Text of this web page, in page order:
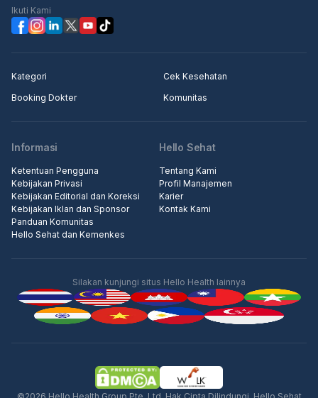
Iklan
Ikuti Kami
Kategori
Cek Kesehatan
Booking Dokter
Komunitas
Informasi
Ketentuan Pengguna
Kebijakan Privasi
Kebijakan Editorial dan Koreksi
Kebijakan Iklan dan Sponsor
Panduan Komunitas
Hello Sehat dan Kemenkes
Hello Sehat
Tentang Kami
Profil Manajemen
Karier
Kontak Kami
Silakan kunjungi situs Hello Health lainnya